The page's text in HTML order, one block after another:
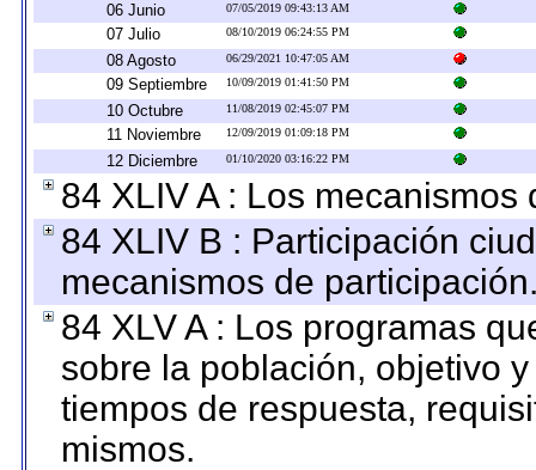
06 Junio 07/05/2019 09:43:13 AM
07 Julio 08/10/2019 06:24:55 PM
08 Agosto 06/29/2021 10:47:05 AM
09 Septiembre 10/09/2019 01:41:50 PM
10 Octubre 11/08/2019 02:45:07 PM
11 Noviembre 12/09/2019 01:09:18 PM
12 Diciembre 01/10/2020 03:16:22 PM
84 XLIV A : Los
84 XLIV B : Participación
mecanismos de
84 XLV A : Los programas
sobre la población, objetivo
tiempos de respuesta,
mismos.